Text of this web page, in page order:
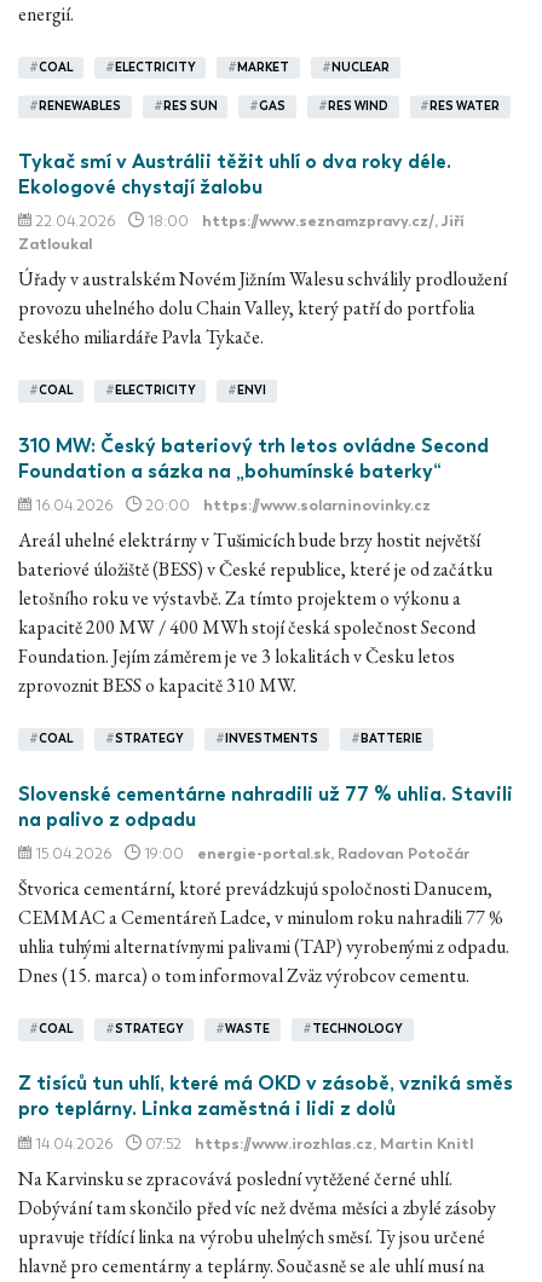
energií.
#COAL # ELECTRICITY # MARKET #NUCLEAR
# RENEWABLES # RES SUN #GAS # RES WIND # RES WATER
Tykač smí v Austrálii těžit uhlí o dva roky déle.
Ekologové chystají žalobu
22.04.2026 18:00 https://www.seznamzpravy.cz/, Jiří
Zatloukal
Úřady v australském Novém Jižním Walesu schválily prodloužení
provozu uhelného dolu Chain Valley, který patří do portfolia
českého miliardáře Pavla Tykače.
#COAL # ELECTRICITY # ENVI
310 MW: Český bateriový trh letos ovládne Second
Foundation a sázka na „bohumínské baterky“
16.04.2026 20:00 https://www.solarninovinky.cz
Areál uhelné elektrárny v Tušimicích bude brzy hostit největší
bateriové úložiště (BESS) v České republice, které je od začátku
letošního roku ve výstavbě. Za tímto projektem o výkonu a
kapacitě 200 MW / 400 MWh stojí česká společnost Second
Foundation. Jejím záměrem je ve 3 lokalitách v Česku letos
zprovoznit BESS o kapacitě 310 MW.
#COAL #STRATEGY # INVESTMENTS # BATTERIE
Slovenské cementárne nahradili už 77 % uhlia. Stavili
na palivo z odpadu
15.04.2026 19:00 energie-portal.sk, Radovan Potočár
Štvorica cementární, ktoré prevádzkujú spoločnosti Danucem,
CEMMAC a Cementáreň Ladce, v minulom roku nahradili 77 %
uhlia tuhými alternatívnymi palivami (TAP) vyrobenými z odpadu.
Dnes (15. marca) o tom informoval Zväz výrobcov cementu.
#COAL #STRATEGY #WASTE #TECHNOLOGY
Z tisíců tun uhlí, které má OKD v zásobě, vzniká směs
pro teplárny. Linka zaměstná i lidi z dolů
14.04.2026 07:52 https://www.irozhlas.cz, Martin Knitl
Na Karvinsku se zpracovává poslední vytěžené černé uhlí.
Dobývání tam skončilo před víc než dvěma měsíci a zbylé zásoby
upravuje třídící linka na výrobu uhelných směsí. Ty jsou určené
hlavně pro cementárny a teplárny. Současně se ale uhlí musí na